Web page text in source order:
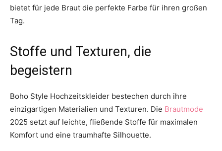
bietet für jede Braut die perfekte Farbe für ihren großen
Tag.
Stoffe und Texturen, die
begeistern
Boho Style Hochzeitskleider bestechen durch ihre
einzigartigen Materialien und Texturen. Die Brautmode
2025 setzt auf leichte, fließende Stoffe für maximalen
Komfort und eine traumhafte Silhouette.